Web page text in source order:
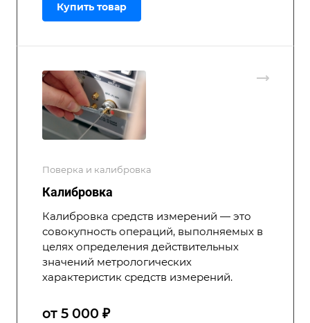
Купить товар
Поверка и калибровка
Калибровка
Калибровка средств измерений — это
совокупность операций, выполняемых в
целях определения действительных
значений метрологических
характеристик средств измерений.
от 5 000 ₽